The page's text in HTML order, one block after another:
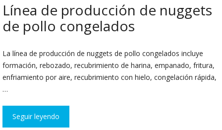
Línea de producción de nuggets
de pollo congelados
La línea de producción de nuggets de pollo congelados incluye
formación, rebozado, recubrimiento de harina, empanado, fritura,
enfriamiento por aire, recubrimiento con hielo, congelación rápida,
…
Seguir leyendo